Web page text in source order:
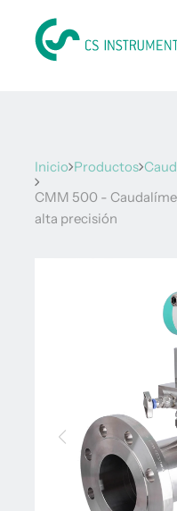
Inicio Productos
CMM 500 -
alta precisión